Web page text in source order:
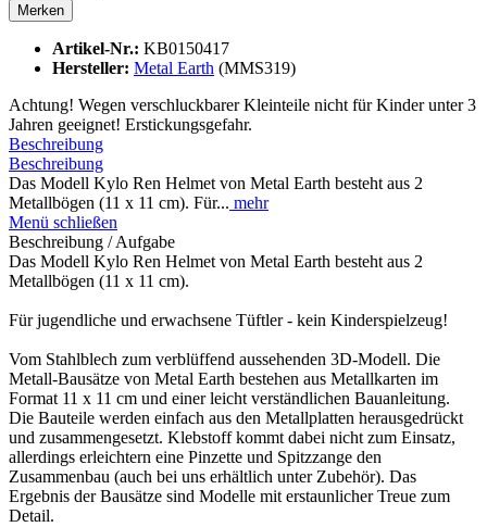
Merken
Artikel-Nr.: KB0150417
Hersteller: Metal Earth (MMS319)
Achtung! Wegen verschluckbarer Kleinteile nicht für Kinder unter 3
Jahren geeignet! Erstickungsgefahr.
Beschreibung
Beschreibung
Das Modell Kylo Ren Helmet von Metal Earth besteht aus 2
Metallbögen (11 x 11 cm). Für... mehr
Menü schließen
Beschreibung / Aufgabe
Das Modell Kylo Ren Helmet von Metal Earth besteht aus 2
Metallbögen (11 x 11 cm).
Für jugendliche und erwachsene Tüftler - kein Kinderspielzeug!
Vom Stahlblech zum verblüffend aussehenden 3D-Modell. Die
Metall-Bausätze von Metal Earth bestehen aus Metallkarten im
Format 11 x 11 cm und einer leicht verständlichen Bauanleitung.
Die Bauteile werden einfach aus den Metallplatten herausgedrückt
und zusammengesetzt. Klebstoff kommt dabei nicht zum Einsatz,
allerdings erleichtern eine Pinzette und Spitzzange den
Zusammenbau (auch bei uns erhältlich unter Zubehör). Das
Ergebnis der Bausätze sind Modelle mit erstaunlicher Treue zum
Detail.